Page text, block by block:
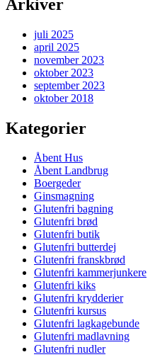
Arkiver
juli 2025
april 2025
november 2023
oktober 2023
september 2023
oktober 2018
Kategorier
Åbent Hus
Åbent Landbrug
Boergeder
Ginsmagning
Glutenfri bagning
Glutenfri brød
Glutenfri butik
Glutenfri butterdej
Glutenfri franskbrød
Glutenfri kammerjunkere
Glutenfri kiks
Glutenfri krydderier
Glutenfri kursus
Glutenfri lagkagebunde
Glutenfri madlavning
Glutenfri nudler